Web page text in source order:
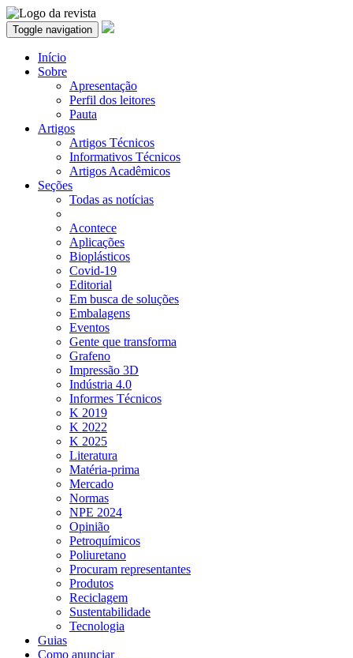
Toggle navigation
Início
Sobre
Apresentação
Perfil dos leitores
Pauta
Artigos
Artigos Técnicos
Informativos Técnicos
Artigos Acadêmicos
Seções
Todas as notícias
Acontece
Aplicações
Bioplásticos
Covid-19
Editorial
Em busca de soluções
Embalagens
Eventos
Gente que transforma
Grafeno
Impressão 3D
Indústria 4.0
Informes Técnicos
K 2019
K 2022
K 2025
Literatura
Matéria-prima
Mercado
Normas
NPE 2024
Opinião
Petroquímicos
Poliuretano
Procuram representantes
Produtos
Reciclagem
Sustentabilidade
Tecnologia
Guias
Como anunciar